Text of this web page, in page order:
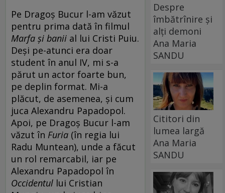
Pe Dragoş Bucur l-am văzut
pentru prima dată în filmul
Marfa şi banii al lui Cristi Puiu.
Deşi pe-atunci era doar
student în anul IV, mi s-a
părut un actor foarte bun,
pe deplin format. Mi-a
plăcut, de asemenea, şi cum
juca Alexandru Papadopol.
Apoi, pe Dragoş Bucur l-am
văzut în Furia (în regia lui
Radu Muntean), unde a făcut
un rol remarcabil, iar pe
Alexandru Papadopol în
Occidentul lui Cristian
Despre
îmbătrînire și
alți demoni
Ana Maria
SANDU
Cititori din
lumea largă
Ana Maria
SANDU